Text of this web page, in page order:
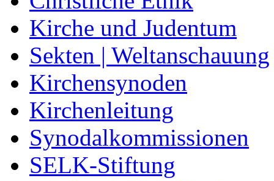
Kirche und Judentum
Sekten | Weltanschauung
Kirchensynoden
Kirchenleitung
Synodalkommissionen
SELK-Stiftung